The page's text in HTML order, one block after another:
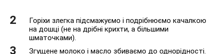
Горіхи злегка підсмажуємо і подрібнюємо качалкою
на дошці (не на дрібні крихти, а більшими
шматочками).
Згущене молоко і масло збиваємо до однорідності.